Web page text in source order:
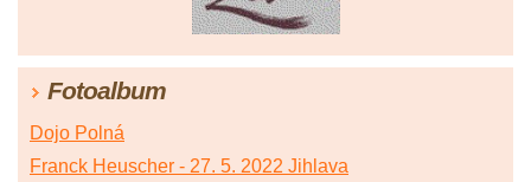
Fotoalbum
Dojo Polná
Franck Heuscher - 27. 5. 2022 Jihlava